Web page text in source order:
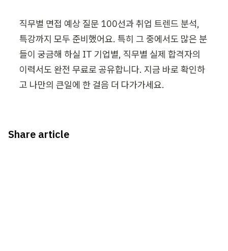
직무별 면접 예상 질문 100선과 취업 트렌드 분석,
특강까지 모두 준비했어요. 특히 그 중에서도 많은 분
들이 궁금해 하실 IT 기업별, 직무별 실제 합격자의
이력서도 완전 무료로 공유합니다. 지금 바로 확인하
고 나만의 큰일에 한 걸음 더 다가가세요.
Share article